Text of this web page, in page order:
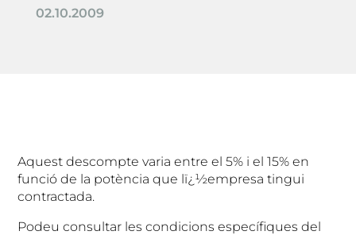
02.10.2009
Aquest descompte varia entre el 5% i el 15% en
funció de la potència que lï¿½empresa tingui
contractada.
Podeu consultar les condicions específiques del